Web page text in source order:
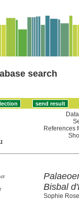
search
References
Bisbal
Sophie